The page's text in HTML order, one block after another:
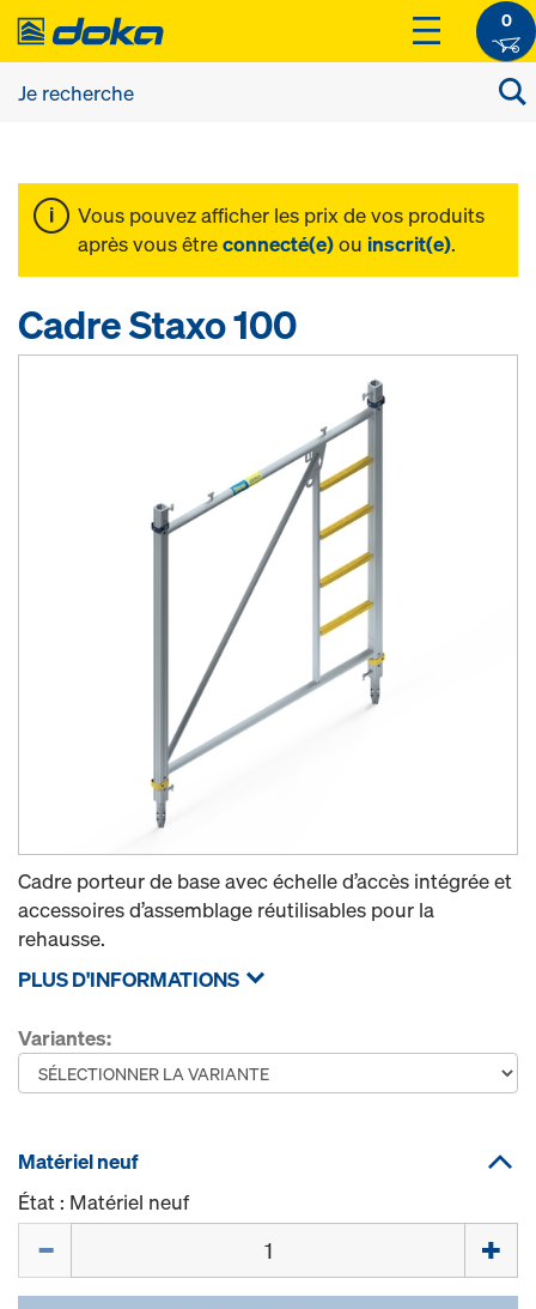
0
Vous pouvez afficher les prix de vos produits
après vous êtreconnecté(e)ou inscrit(e).
Cadre Staxo 100
Cadre porteur de base avec échelle d’accès intégrée et
accessoires d’assemblage réutilisables pour la
rehausse.
PLUS D'INFORMATIONS
Variantes:
Matériel neuf
État : Matériel neuf